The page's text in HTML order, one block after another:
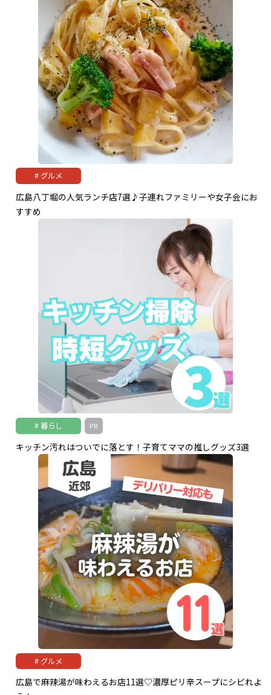
グルメ
広島八丁堀の人気ランチ店7選♪子連れファミリーや女子会にお
すすめ
暮らし PR
キッチン汚れはついでに落とす！子育てママの推しグッズ3選
グルメ
広島で麻辣湯が味わえるお店11選♡濃厚ピリ辛スープにシビれよ